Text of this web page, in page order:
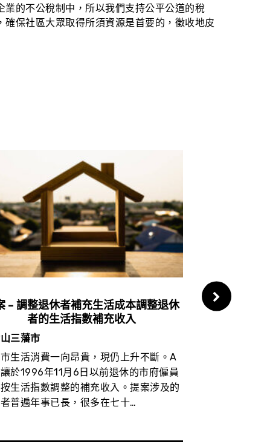
的不公稅制中，所以我們支持公平公道的稅
保社區大眾取得所須資源是首要的，徵收地皮
– 調整退休者補充生活成本調整退休
者的生活指數補充收入
三藩市
生活消費一向昂貴，現仍上升不斷。A
於1996年11月6日以前退休的市府僱員
生活指數調整的補充收入。提案涉及的
普遍年事已長，很多在七十…
C提案 – 設